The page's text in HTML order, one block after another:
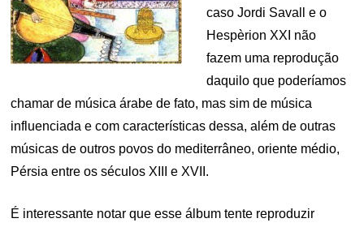
caso Jordi Savall e o
Hespèrion XXI não
fazem uma reprodução
daquilo que poderíamos
chamar de música árabe de fato, mas sim de música
influenciada e com características dessa, além de outras
músicas de outros povos do mediterrâneo, oriente médio,
Pérsia entre os séculos XIII e XVII.
É interessante notar que esse álbum tente reproduzir